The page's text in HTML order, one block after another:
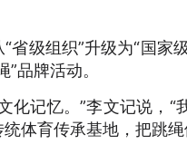
省级组织”升级为“国
品牌活动。
化记忆。”李文记说，“
体育传承基地，把跳